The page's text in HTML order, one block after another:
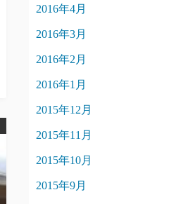
2016年4月
2016年3月
2016年2月
2016年1月
2015年12月
2015年11月
2015年10月
2015年9月